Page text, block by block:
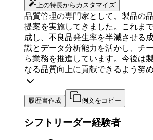
上の特長からカスタマイズ
品質管理の専門家として、製品の
提案を実施してきました。これま
成し、不良品発生率を半減させる
識とデータ分析能力を活かし、チ
ら業務を推進しています。今後は
なる品質向上に貢献できるよう努
履歴書作成 例文をコピー
シフトリーダー経験者